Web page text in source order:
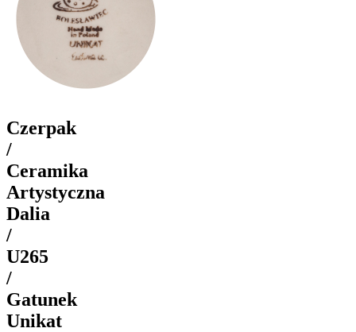
Czerpak
/
Ceramika
Artystyczna
Dalia
/
U265
/
Gatunek
Unikat